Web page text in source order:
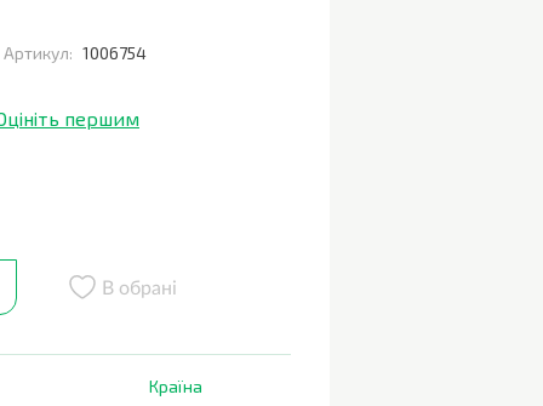
Артикул: 1006754
першим
В обрані
Країна